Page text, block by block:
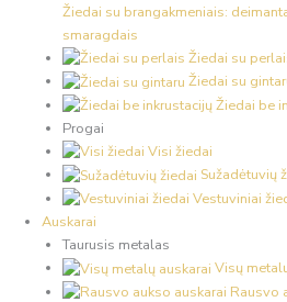
Žiedai su brangakmeniais:
smaragdais
Žiedai su
Žiedai su
Žiedai be
Progai
Visi žiedai
Sužadėtuvių
Vestuviniai
Auskarai
Taurusis metalas
Visų
Rausvo